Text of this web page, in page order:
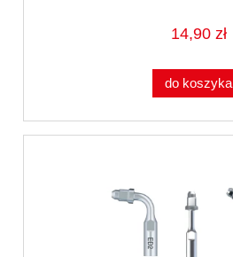
14,90 zł
do koszyka